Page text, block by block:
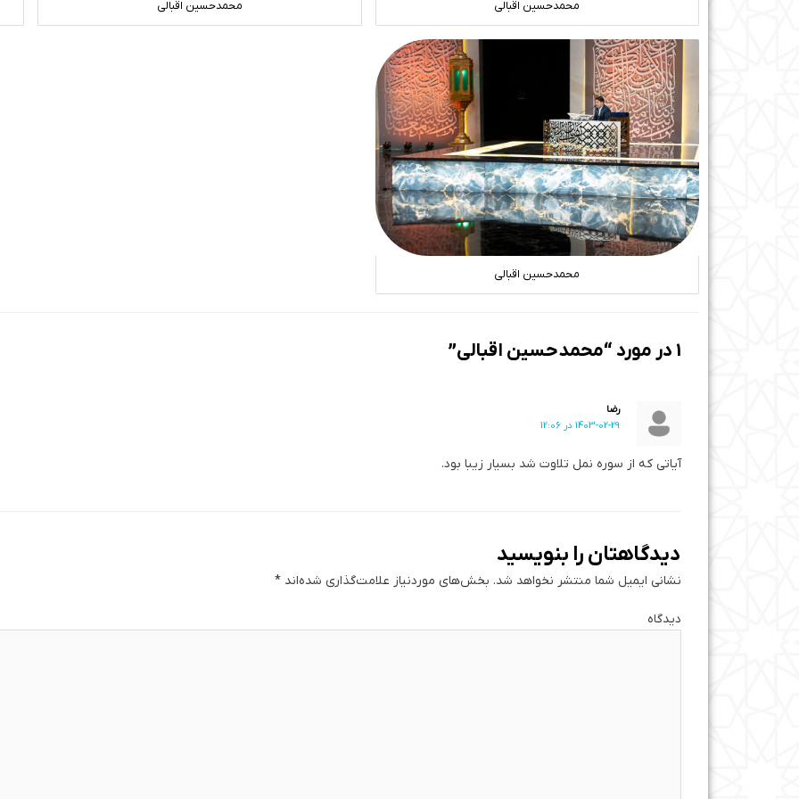
محمدحسین اقبالی محمدحسین اقبالی
محمدحسین اقبالی
1 در مورد “محمدحسین اقبالی”
رضا
1403-02-29 در 12:06
آیاتی که از سوره نمل تلاوت شد بسیار زیبا بود.
دیدگاهتان را بنویسید
نشانی ایمیل شما منتشر نخواهد شد. بخش‌های موردنیاز علامت‌گذاری شده‌اند *